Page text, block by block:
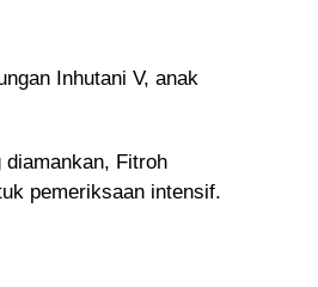
Inhutani V, anak
Fitroh
pemeriksaan intensif.